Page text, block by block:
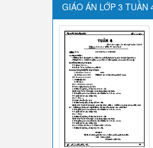
GIÁO ÁN LỚP 3 TUẦN